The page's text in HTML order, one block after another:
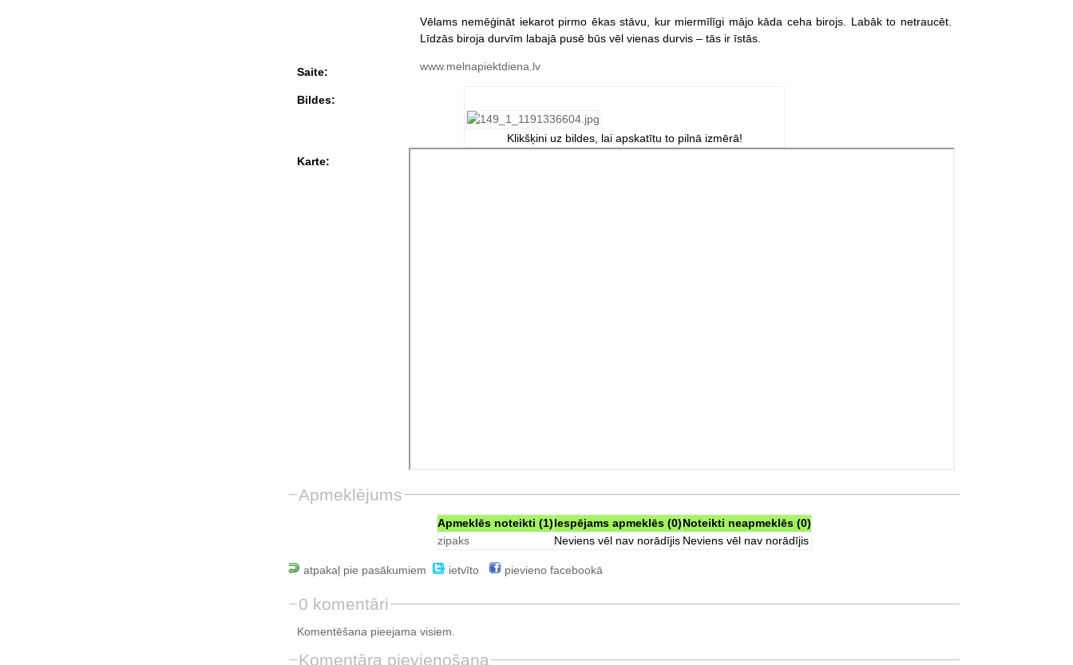
Vēlams nemēģināt iekarot pirmo ēkas stāvu, kur miermīlīgi mājo kāda ceha birojs. Labāk to netraucēt.
Līdzās biroja durvīm labajā pusē būs vēl vienas durvis – tās ir īstās.
Saite: www.melnapiektdiena.lv
Bildes:
Klikšķini uz bildes, lai apskatītu to pilnā izmērā!
Karte:
Apmeklējums
Apmeklēs noteikti (1)Iespējams apmeklēs (0)Noteikti neapmeklēs (0)
zipaks
Neviens vēl nav norādījis Neviens vēl nav norādījis
atpakaļ pie pasākumiem ietvīto pievieno facebookā
0 komentāri
Komentēšana pieejama visiem.
Komentāra pievienošana